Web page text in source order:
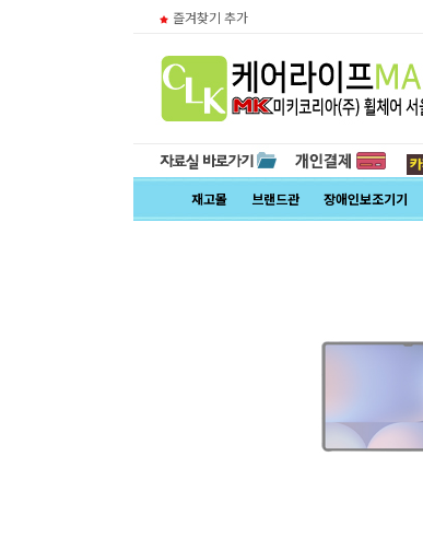
즐겨찾기 추가
재고몰 브랜드관 장애인보조기기